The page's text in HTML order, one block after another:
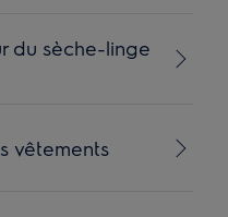
du sèche-linge
vêtements